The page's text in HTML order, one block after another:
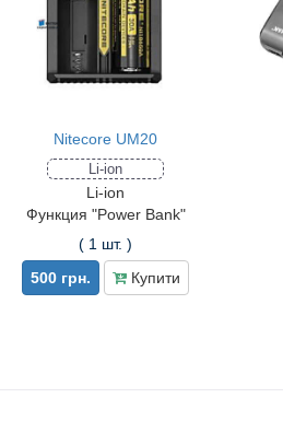
Nitecore UM20
Li-ion
Li-ion
Функция "Power Bank"
( 1 шт. )
500 грн.
Купити